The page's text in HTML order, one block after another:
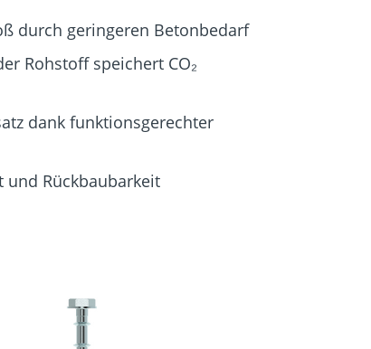
durch geringeren Betonbedarf
Rohstoff speichert CO₂
dank funktionsgerechter
und Rückbaubarkeit